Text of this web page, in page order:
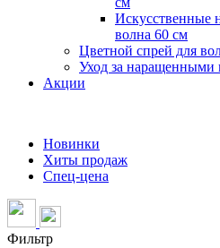
Искусственные
волна 60 см
Цветной спрей для
Уход за наращенными
Акции
Новинки
Хиты продаж
Спец-цена
Фильтр